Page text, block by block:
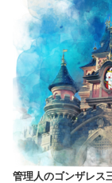
管理人のゴンザレス